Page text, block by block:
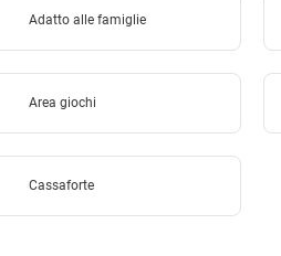
Adatto alle famiglie
Area giochi
Cassaforte